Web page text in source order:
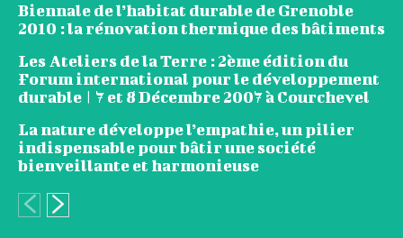
Biennale de l’habitat durable de Grenoble
2010 : la rénovation thermique des bâtiments
Les Ateliers de la Terre : 2ème édition du
Forum international pour le développement
durable | 7 et 8 Décembre 2007 à Courchevel
La nature développe l’empathie, un pilier
indispensable pour bâtir une société
bienveillante et harmonieuse